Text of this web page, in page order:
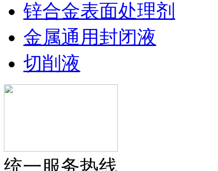
锌合金表面处理剂
金属通用封闭液
切削液
统一服务热线